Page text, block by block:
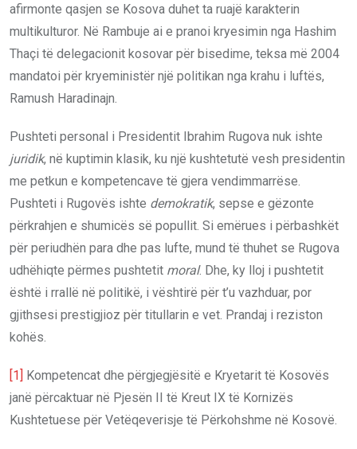
afirmonte qasjen se Kosova duhet ta ruajë karakterin
multikulturor. Në Rambuje ai e pranoi kryesimin nga Hashim
Thaçi të delegacionit kosovar për bisedime, teksa më 2004
mandatoi për kryeministër një politikan nga krahu i luftës,
Ramush Haradinajn.
Pushteti personal i Presidentit Ibrahim Rugova nuk ishte
juridik, në kuptimin klasik, ku një kushtetutë vesh presidentin
me petkun e kompetencave të gjera vendimmarrëse.
Pushteti i Rugovës ishte demokratik, sepse e gëzonte
përkrahjen e shumicës së popullit. Si emërues i përbashkët
për periudhën para dhe pas lufte, mund të thuhet se Rugova
udhëhiqte përmes pushtetit moral. Dhe, ky lloj i pushtetit
është i rrallë në politikë, i vështirë për t’u vazhduar, por
gjithsesi prestigjioz për titullarin e vet. Prandaj i reziston
kohës.
[1] Kompetencat dhe përgjegjësitë e Kryetarit të Kosovës
janë përcaktuar në Pjesën II të Kreut IX të Kornizës
Kushtetuese për Vetëqeverisje të Përkohshme në Kosovë.